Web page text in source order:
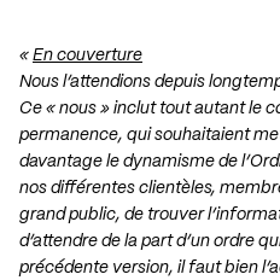
« En couverture
Nous l’attendions depuis
Ce « nous » inclut tout autant le
permanence, qui souhaitaient
davantage le dynamisme de
nos différentes clientèles,
grand public, de trouver
d’attendre de la part d’un ordre
précédente version, il faut bien